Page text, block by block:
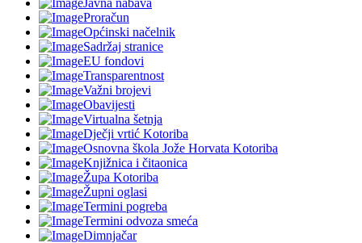
Proračun
Općinski načelnik
Sadržaj stranice
EU fondovi
Transparentnost
Važni brojevi
Obavijesti
Virtualna šetnja
Dječji vrtić Kotoriba
Osnovna škola Jože Horvata Kotoriba
Knjižnica i čitaonica
Župa Kotoriba
Župni oglasi
Termini pogreba
Termini odvoza smeća
Dimnjačar